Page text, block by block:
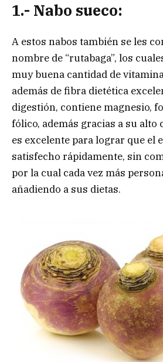
1.- Nabo sueco:
A estos nabos también se les
nombre de “rutabaga”, los
muy buena cantidad de
además de fibra dietética
digestión, contiene magnesio,
fólico, además gracias a su alto
es excelente para lograr que el
satisfecho rápidamente, sin
por la cual cada vez más
añadiendo a sus dietas.